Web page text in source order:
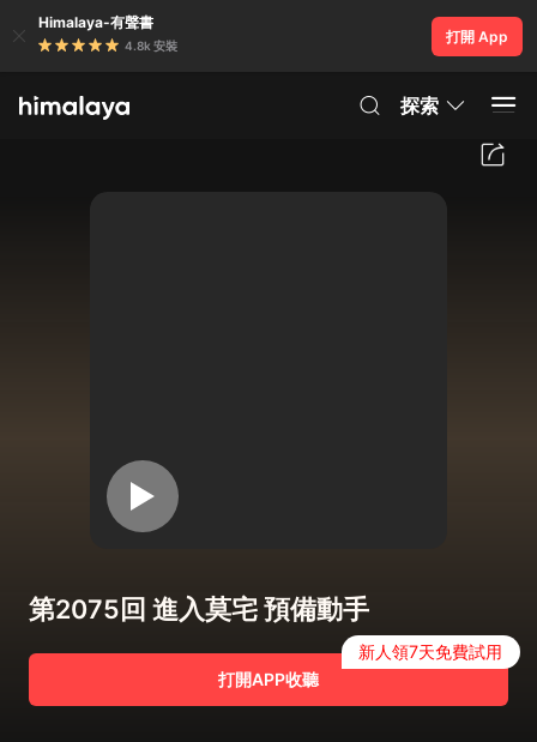
Himalaya-有聲書
4.8k 安裝
打開 App
探索
第2075回 進入莫宅 預備動手
打開APP收聽
新人領7天免費試用